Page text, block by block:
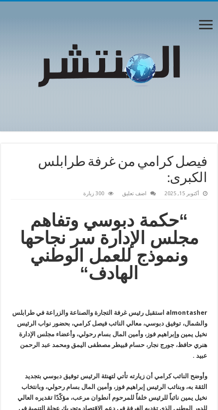
فيصل كرامي من غرفة طرابلس
الكبرى:
أكتوبر 15, 2025 اضف تعليق 300 زيارة
“حكمة دبوسي وتفاهم
مجلس الإدارة سر نجاحها
ونموذج للعمل الوطني
الهادف“
almontasher استقبل رئيس غرفة التجارة والصناعة والزراعة في طرابلس
والشمال، توفيق دبوسي، معالي النائب فيصل كرامي، بحضور نواب الرئيس
نخيل يمين وإبراهيم فوز، وأمين المال بسام رحولي، وأعضاء مجلس الإدارة
هنري حافظ، جورج نجار، حسام قبيطر مصطفى اليمق ومحمد عبد الرحمن
عبيد .
وأوضح النائب كرامي أن زيارته تأتي لتهنئة الرئيس توفيق دبوسي بتجديد
الثقة به، وبنائب الرئيس إبراهيم فوز، وأمين المال بسام رحولي، وبانتخاب
نخيل يمين نائباً للرئيس خلفاً للمرحوم أنطوان مرعب، مؤكّدًا تقديره العالي
للدور الوطني الذي تؤديه الغرفة في دعم الاقتصاد وتحريك عجلة التنمية في